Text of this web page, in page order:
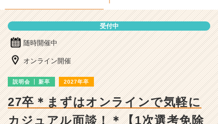
か
ら
ス
カ
ウ
受付中
随時開催中
オンライン開催
説明会 新卒 2027年卒
27卒＊まずはオンラインで気軽に
カジュアル面談！＊【1次選考免除